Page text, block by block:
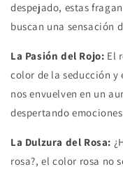
despejado, estas
buscan una sensación
La Pasión del Rojo: El
color de la seducción y
nos envuelven en un
despertando
La Dulzura del Rosa:
rosa?, el color rosa no